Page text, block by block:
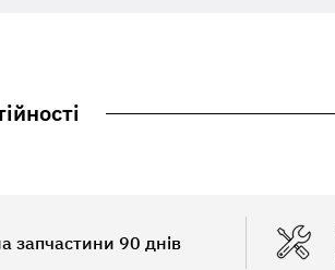
запчастини 90 днів